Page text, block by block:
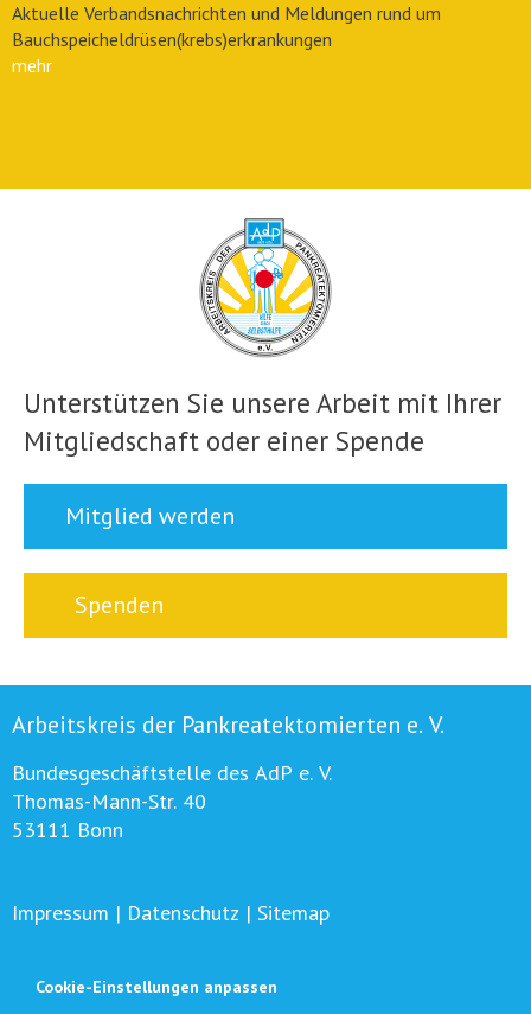
Aktuelle Verbandsnachrichten und Meldungen rund um
Bauchspeicheldrüsen(krebs)erkrankungen
mehr
Unterstützen Sie unsere Arbeit mit Ihrer
Mitgliedschaft oder einer Spende
Mitglied werden
Spenden
Arbeitskreis der Pankreatektomierten e. V.
Bundesgeschäftstelle des AdP e. V.
Thomas-Mann-Str. 40
53111 Bonn
Impressum | Datenschutz | Sitemap
Cookie-Einstellungen anpassen